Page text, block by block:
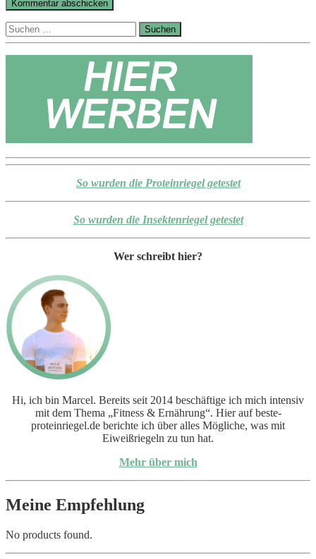
Suchen
nach:
So wurden die Proteinriegel getestet
So wurden die Insektenriegel getestet
Wer schreibt hier?
Hi, ich bin Marcel. Bereits seit 2014 beschäftige ich mich intensiv
mit dem Thema „Fitness & Ernährung“. Hier auf beste-
proteinriegel.de berichte ich über alles Mögliche, was mit
Eiweißriegeln zu tun hat.
Mehr über mich
Meine Empfehlung
No products found.